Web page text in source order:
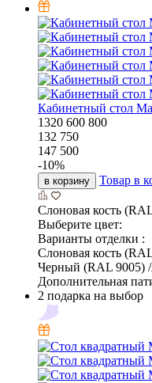
Кабинетный стол
1320 600 800
132 750
147 500
-10%
в корзину Товар в
Слоновая кость
Выберите цвет:
Варианты отделки :
Слоновая кость
Черный (RAL 9005) /
Дополнительная
2 подарка на выбор